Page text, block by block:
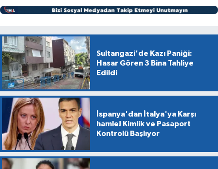
Sultangazi'de Kazı Paniği:
Hasar Gören 3 Bina Tahliye
Edildi
İspanya'dan İtalya'ya Karşı
hamle! Kimlik ve Pasaport
Kontrolü Başlıyor